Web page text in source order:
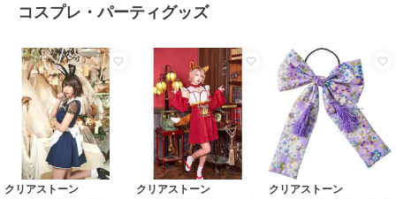
コスプレ・パーティグッズ
クリアストーン クリアストーン クリアストーン